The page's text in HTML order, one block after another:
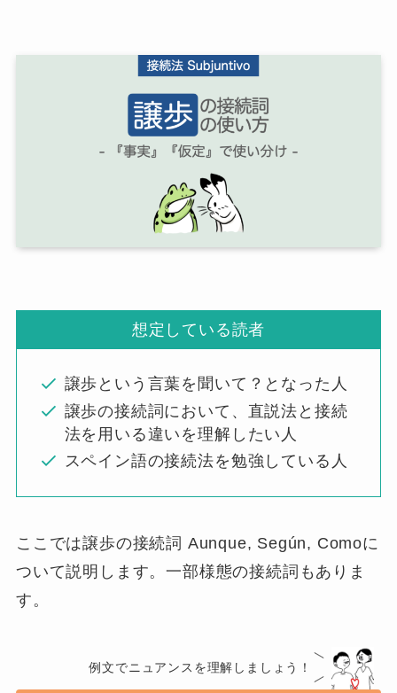
想定している読者
譲歩という言葉を聞いて？となった人
譲歩の接続詞において、直説法と接続
法を用いる違いを理解したい人
スペイン語の接続法を勉強している人
ここでは譲歩の接続詞 Aunque, Según, Comoに
ついて説明します。一部様態の接続詞もありま
す。
例文でニュアンスを理解しましょう！